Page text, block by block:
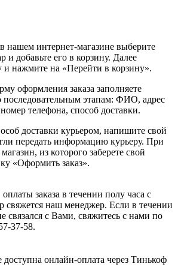
нашем интернет-магазине выберите
и добавьте его в корзину. Далее
и нажмите на «Перейти в корзину».
оформления заказа заполняете
этапам: ФИО, адрес
телефона, способ доставки.
доставки курьером, напишите свой
передать информацию курьеру. При
из которого заберете свой
«Оформить заказ».
заказа в течении полу часа с
свяжется наш менеджер. Если в течении
связался с Вами, свяжитесь с нами по
37-58.
доступна онлайн-оплата через Тинькоф